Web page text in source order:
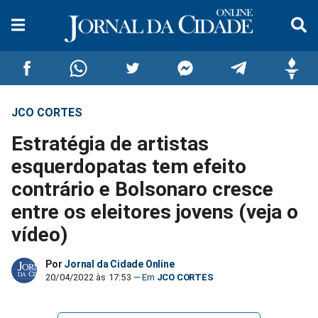
Compartilhar
no
Facebook
Compartilhar
no
Whatsapp
no
Twitter
no
MessengerTelegram
JCO CORTES
Estratégia de artistas
esquerdopatas tem efeito
contrário e Bolsonaro cresce
entre os eleitores jovens (veja o
vídeo)
Por Jornal da Cidade Online
20/04/2022 às 17:53 JCO CORTES